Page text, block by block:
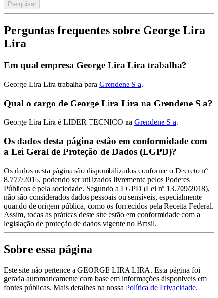
Pesquisar
Perguntas frequentes sobre George Lira
Lira
Em qual empresa George Lira Lira trabalha?
George Lira Lira trabalha para Grendene S a.
Qual o cargo de George Lira Lira na Grendene S a?
George Lira Lira é LIDER TECNICO na Grendene S a.
Os dados desta página estão em conformidade com
a Lei Geral de Proteção de Dados (LGPD)?
Os dados nesta página são disponibilizados conforme o Decreto nº
8.777/2016, podendo ser utilizados livremente pelos Poderes
Públicos e pela sociedade. Segundo a LGPD (Lei nº 13.709/2018),
não são considerados dados pessoais ou sensíveis, especialmente
quando de origem pública, como os fornecidos pela Receita Federal.
Assim, todas as práticas deste site estão em conformidade com a
legislação de proteção de dados vigente no Brasil.
Sobre essa página
Este site não pertence a GEORGE LIRA LIRA. Esta página foi
gerada automaticamente com base em informações disponíveis em
fontes públicas. Mais detalhes na nossa Política de Privacidade.